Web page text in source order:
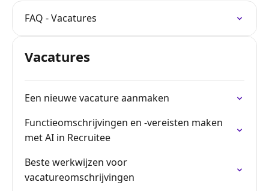
FAQ - Vacatures
Vacatures
Een nieuwe vacature aanmaken
Functieomschrijvingen en -vereisten maken
met AI in Recruitee
Beste werkwijzen voor
vacatureomschrijvingen